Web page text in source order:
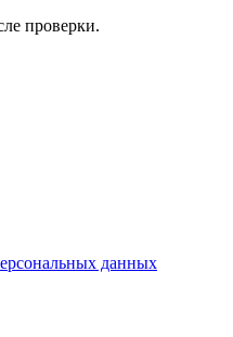
проверки.
данных